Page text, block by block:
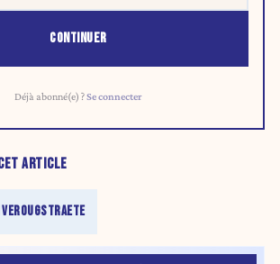
CONTINUER
Déjà abonné(e) ?Se connecter
ARTICLE
VEROUGSTRAETE